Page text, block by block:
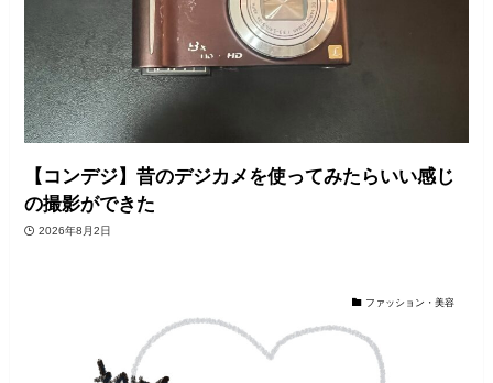
【コンデジ】昔のデジカメを使ってみたらいい感じ
の撮影ができた
2026年8月2日
ファッション・美容